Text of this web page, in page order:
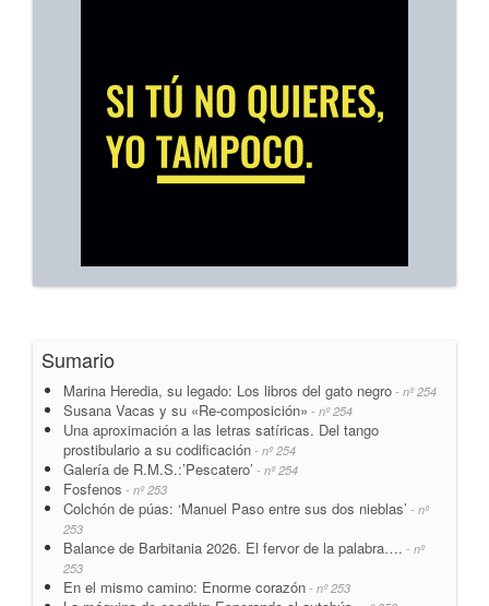
Sumario
Marina Heredia, su legado: Los libros del gato negro - nº 254
Susana Vacas y su «Re-composición» - nº 254
Una aproximación a las letras satíricas. Del tango
prostibulario a su codificación - nº 254
Galería de R.M.S.:’Pescatero’ - nº 254
Fosfenos - nº 253
Colchón de púas: ‘Manuel Paso entre sus dos nieblas’ - nº
253
Balance de Barbitania 2026. El fervor de la palabra…. - nº
253
En el mismo camino: Enorme corazón - nº 253